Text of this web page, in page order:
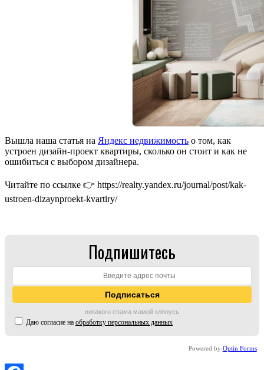
Вышла наша статья на Яндекс недвижимость о том, как
устроен дизайн-проект квартиры, сколько он стоит и как не
ошибиться с выбором дизайнера.
Читайте по ссылке 👉 https://realty.yandex.ru/journal/post/kak-
ustroen-dizaynproekt-kvartiry/
Подпишитесь
никакого спама мамой клянусь
Даю согласие на обработку персональных данных
Powered by Optin Forms